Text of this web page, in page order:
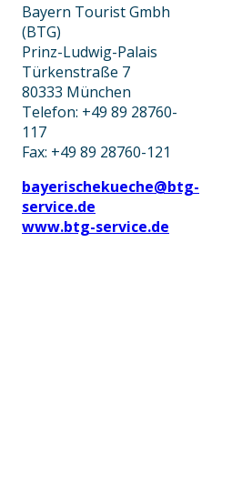
Bayern Tourist Gmbh
(BTG)
Prinz-Ludwig-Palais
Türkenstraße 7
80333 München
Telefon: +49 89 28760-
117
Fax: +49 89 28760-121
bayerischekueche@btg-
service.de
www.btg-service.de